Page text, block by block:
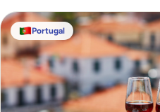
Portugal